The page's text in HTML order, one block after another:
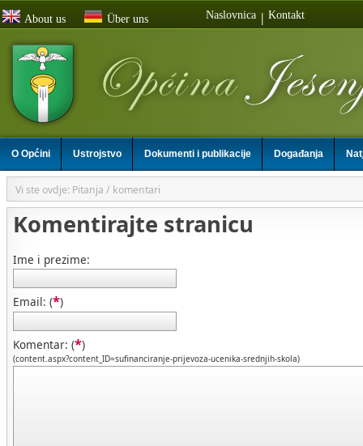
About us Über uns Naslovnica | Kontakt
O Općini Ustrojstvo Dokumenti i publikacije Događanja
Vi ste ovdje: Pitanja / komentari
Komentirajte stranicu
Ime i prezime:
Email: (*)
Komentar: (*)
(content.aspx?content_ID=sufinanciranje-prijevoza-ucenika-srednjih-skola)